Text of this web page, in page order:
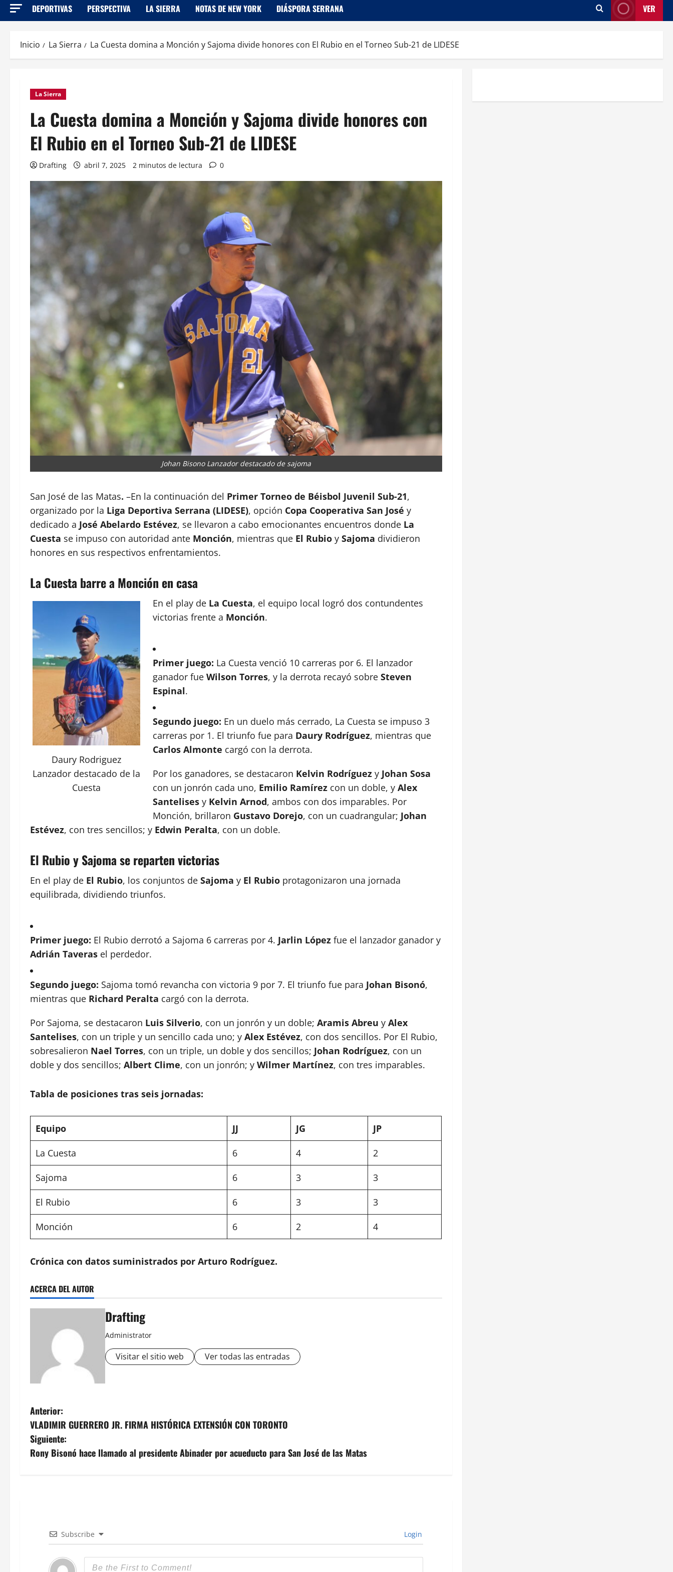
DEPORTIVAS PERSPECTIVA LA SIERRA NOTAS DE NEW YORK DIÁSPORA SERRANA VER
Inicio La Sierra La Cuesta domina a Monción y Sajoma divide honores con El Rubio en el Torneo Sub-21 de LIDESE
La Sierra
La Cuesta domina a Monción y Sajoma divide honores con
El Rubio en el Torneo Sub-21 de LIDESE
Drafting abril 7, 2025 2 minutos de lectura 0
Johan Bisono Lanzador destacado de sajoma
San José de las Matas. –En la continuación del Primer Torneo de Béisbol Juvenil Sub-21,
organizado por la Liga Deportiva Serrana (LIDESE), opción Copa Cooperativa San José y
dedicado a José Abelardo Estévez, se llevaron a cabo emocionantes encuentros donde La
Cuesta se impuso con autoridad ante Monción, mientras que El Rubio y Sajoma dividieron
honores en sus respectivos enfrentamientos.
La Cuesta barre a Monción en casa
Daury Rodriguez
Lanzador destacado de la
Cuesta
En el play de La Cuesta, el equipo local logró dos contundentes
victorias frente a Monción.
Primer juego: La Cuesta venció 10 carreras por 6. El lanzador
ganador fue Wilson Torres, y la derrota recayó sobre Steven
Espinal.
Segundo juego: En un duelo más cerrado, La Cuesta se impuso 3
carreras por 1. El triunfo fue para Daury Rodríguez, mientras que
Carlos Almonte cargó con la derrota.
Por los ganadores, se destacaron Kelvin Rodríguez y Johan Sosa
con un jonrón cada uno, Emilio Ramírez con un doble, y Alex
Santelises y Kelvin Arnod, ambos con dos imparables. Por
Monción, brillaron Gustavo Dorejo, con un cuadrangular; Johan
Estévez, con tres sencillos; y Edwin Peralta, con un doble.
El Rubio y Sajoma se reparten victorias
En el play de El Rubio, los conjuntos de Sajoma y El Rubio protagonizaron una jornada
equilibrada, dividiendo triunfos.
Primer juego: El Rubio derrotó a Sajoma 6 carreras por 4. Jarlin López fue el lanzador ganador y
Adrián Taveras el perdedor.
Segundo juego: Sajoma tomó revancha con victoria 9 por 7. El triunfo fue para Johan Bisonó,
mientras que Richard Peralta cargó con la derrota.
Por Sajoma, se destacaron Luis Silverio, con un jonrón y un doble; Aramis Abreu y Alex
Santelises, con un triple y un sencillo cada uno; y Alex Estévez, con dos sencillos. Por El Rubio,
sobresalieron Nael Torres, con un triple, un doble y dos sencillos; Johan Rodríguez, con un
doble y dos sencillos; Albert Clime, con un jonrón; y Wilmer Martínez, con tres imparables.
Tabla de posiciones tras seis jornadas:
Equipo JJ JG JP
La Cuesta 6 4 2
Sajoma 6 3 3
El Rubio 6 3 3
Monción 6 2 4
Crónica con datos suministrados por Arturo Rodríguez.
ACERCA DEL AUTOR
Drafting
Administrator
Visitar el sitio web Ver todas las entradas
N
a
v
Anterior:
VLADIMIR GUERRERO JR. FIRMA HISTÓRICA EXTENSIÓN CON TORONTO
Siguiente:
Rony Bisonó hace llamado al presidente Abinader por acueducto para San José de las Matas
Subscribe Login